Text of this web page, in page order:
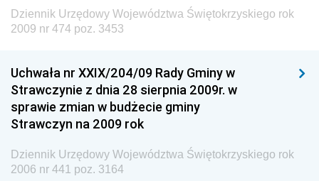
Dziennik Urzędowy Ministra Edukacji
Dziennik Urzędowy Ministra Przemysłu
Dziennik Urzędowy Ministra Finansów i Gospodarki
Dziennik Urzędowy Ministra do Spraw Unii
Dziennik Urzędowy Agencji Wywiadu
Dziennik Urzędowy Województwa Świętokrzyskiego rok
2009 nr 474 poz. 3453
Uchwała nr XXIX/204/09 Rady Gminy w
Strawczynie z dnia 28 sierpnia 2009r. w
sprawie zmian w budżecie gminy
Strawczyn na 2009 rok
Dziennik Urzędowy Województwa Świętokrzyskiego rok
2006 nr 441 poz. 3164